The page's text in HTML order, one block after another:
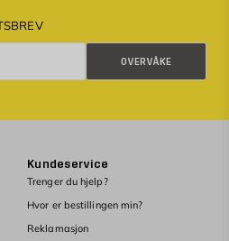
OVERVÅKE
Kundeservice
Trenger du hjelp?
Hvor er bestillingen min?
Reklamasjon